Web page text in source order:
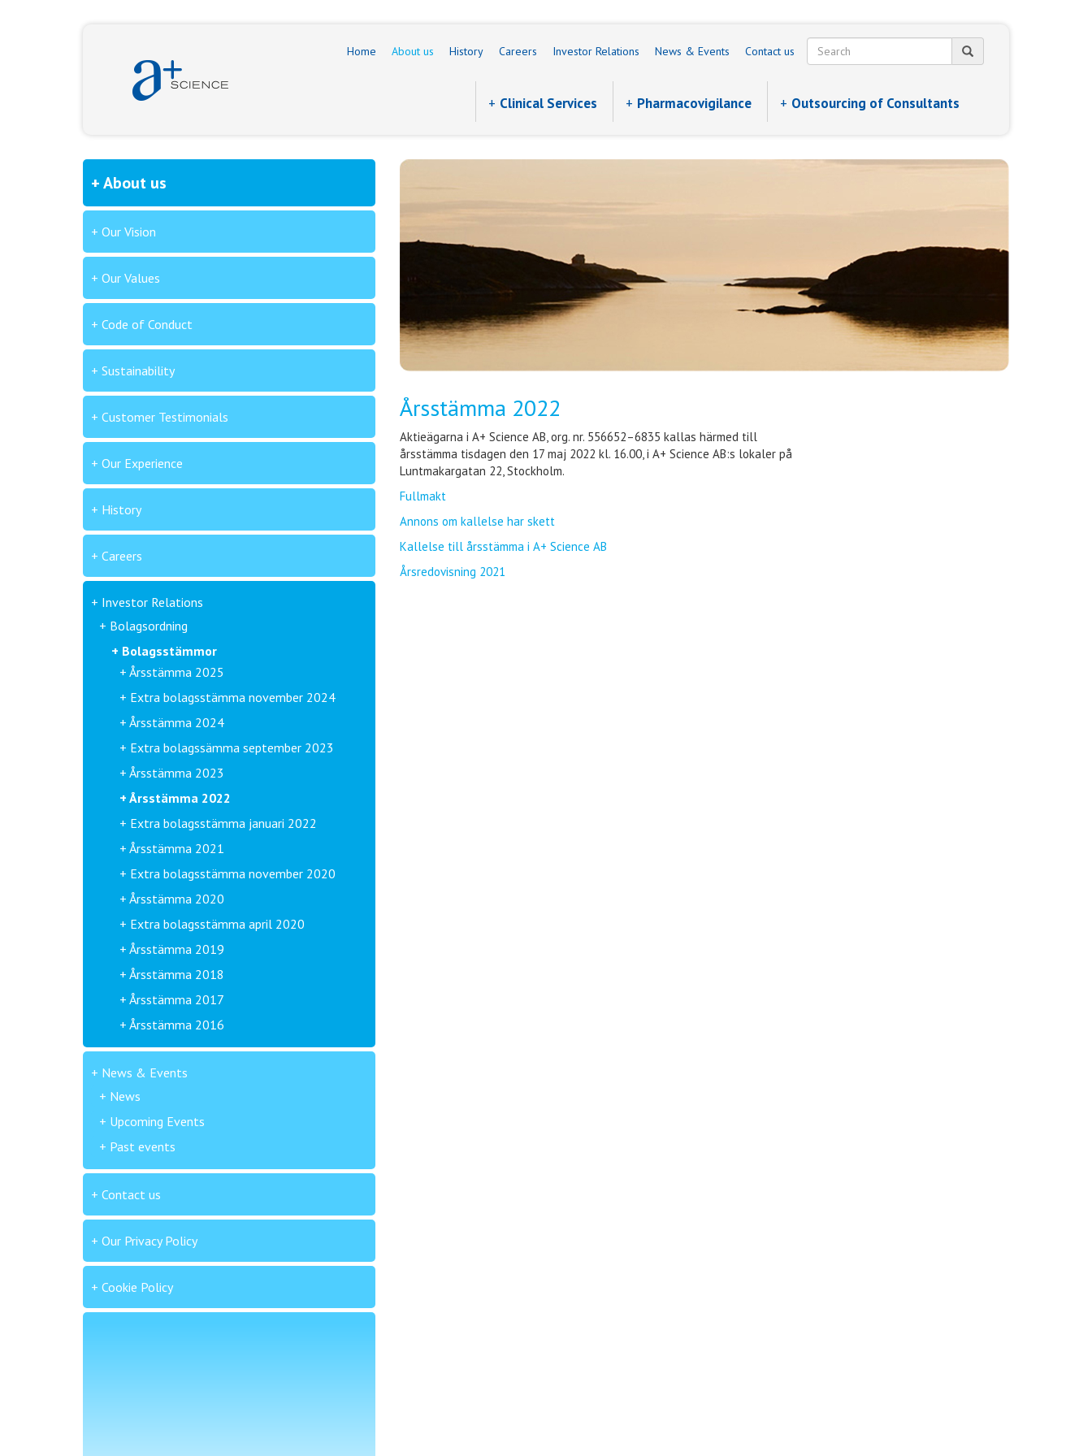
Home About us History Careers Investor Relations News & Events Contact us
Clinical Services Pharmacovigilance Outsourcing of Consultants
About us
Our Vision
Our Values
Code of Conduct
Sustainability
Customer Testimonials
Our Experience
History
Careers
Investor Relations
Bolagsordning
Bolagsstämmor
Årsstämma 2025
Extra bolagsstämma november 2024
Årsstämma 2024
Extra bolagssämma september 2023
Årsstämma 2023
Årsstämma 2022
Extra bolagsstämma januari 2022
Årsstämma 2021
Extra bolagsstämma november 2020
Årsstämma 2020
Extra bolagsstämma april 2020
Årsstämma 2019
Årsstämma 2018
Årsstämma 2017
Årsstämma 2016
News & Events
News
Upcoming Events
Past events
Contact us
Our Privacy Policy
Cookie Policy
Årsstämma 2022
Aktieägarna i A+ Science AB, org. nr. 556652–6835 kallas härmed till
årsstämma tisdagen den 17 maj 2022 kl. 16.00, i A+ Science AB:s lokaler på
Luntmakargatan 22, Stockholm.
Fullmakt
Annons om kallelse har skett
Kallelse till årsstämma i A+ Science AB
Årsredovisning 2021